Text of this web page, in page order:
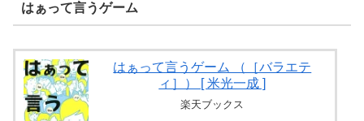
はぁって言うゲーム
はぁって言うゲーム （［バラエテ
ィ］） [ 米光一成 ]
楽天ブックス